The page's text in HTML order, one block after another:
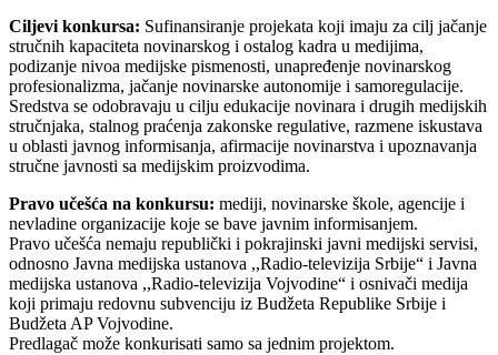
Ciljevi konkursa: Sufinansiranje projekata koji imaju za cilj jačanje
stručnih kapaciteta novinarskog i ostalog kadra u medijima,
podizanje nivoa medijske pismenosti, unapređenje novinarskog
profesionalizma, jačanje novinarske autonomije i samoregulacije.
Sredstva se odobravaju u cilju edukacije novinara i drugih medijskih
stručnjaka, stalnog praćenja zakonske regulative, razmene iskustava
u oblasti javnog informisanja, afirmacije novinarstva i upoznavanja
stručne javnosti sa medijskim proizvodima.
Pravo učešća na konkursu: mediji, novinarske škole, agencije i
nevladine organizacije koje se bave javnim informisanjem.
Pravo učešća nemaju republički i pokrajinski javni medijski servisi,
odnosno Javna medijska ustanova ,,Radio-televizija Srbije“ i Javna
medijska ustanova ,,Radio-televizija Vojvodine“ i osnivači medija
koji primaju redovnu subvenciju iz Budžeta Republike Srbije i
Budžeta AP Vojvodine.
Predlagač može konkurisati samo sa jednim projektom.